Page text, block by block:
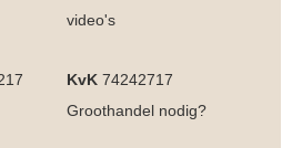
video's
KvK 74242717
Groothandel nodig?